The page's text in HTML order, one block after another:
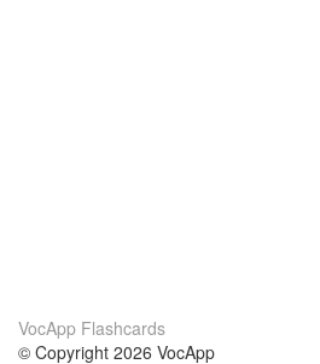
VocApp Flashcards
© Copyright 2026 VocApp